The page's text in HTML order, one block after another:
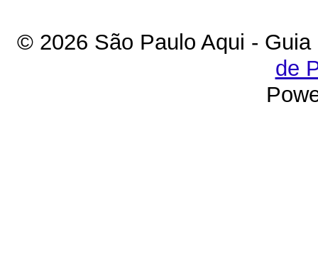
© 2026 São Paulo Aqui -
de